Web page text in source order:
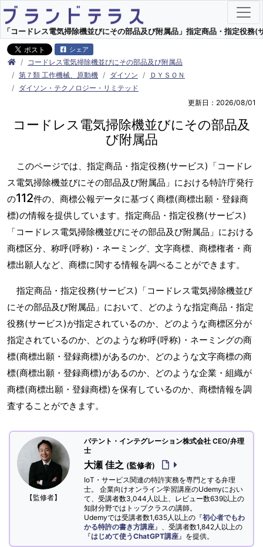
「コードレス電気掃除機並びにその部品及び附属品」指定商品・指定役務
シェア
コードレス電気掃除機並びにその部品及び附属品
第７類 工作機械、原動機
ダイソン
ＤＹＳＯＮ
ダイソン・テクノロジー・リミテッド
更新日：2026/08/01
コードレス電気掃除機並びにその部品及
び附属品
このページでは、指定商品・指定役務(サービス)「コードレ
ス電気掃除機並びにその部品及び附属品」における特許庁発行
の112件の、商標公報データに基づく商標(商標出願・登録商
標)の情報を提供しています。指定商品・指定役務(サービス)
「コードレス電気掃除機並びにその部品及び附属品」における
商標区分、称呼(呼称)・ネーミング、文字商標、商標権者・商
標出願人など、商標に関する情報を調べることができます。
指定商品・指定役務(サービス)「コードレス電気掃除機並び
にその部品及び附属品」において、どのような指定商品・指定
役務(サービス)が指定されているのか、どのような商標区分が
指定されているのか、どのような称呼(呼称)・ネーミングの商
標(商標出願・登録商標)があるのか、どのような文字商標の商
標(商標出願・登録商標)があるのか、どのような企業・組織が
商標(商標出願・登録商標)を保有しているのか、商標情報を調
査することができます。
【監修者】
パテント・インテグレーション株式会社 CEO/弁理
士
大瀬 佳之 (監修者)
IoT・サービス関連の特許実務を専門とする弁理
士。 企業向けオンライン学習講座のUdemyにおい
て、受講者数3,044人以上、レビュー数639以上の
知財分野ではトップクラスの講師。
Udemyでは受講者数1,635人以上の『初心者でもわ
かる特許の書き方講座 』、受講者数1,842人以上の
『はじめて使うChatGPT講座 』を提供。